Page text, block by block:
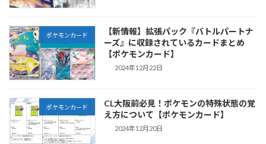
ポケモンカード
【新情報】拡張パック『バトルパートナ
ーズ』に収録されているカードまとめ
【ポケモンカード】
2024年12月22日
ポケモンカード
CL大阪前必見！ポケモンの特殊状態の覚
え方について【ポケモンカード】
2024年12月20日